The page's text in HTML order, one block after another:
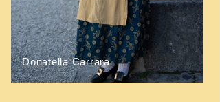
Donatella Carrara